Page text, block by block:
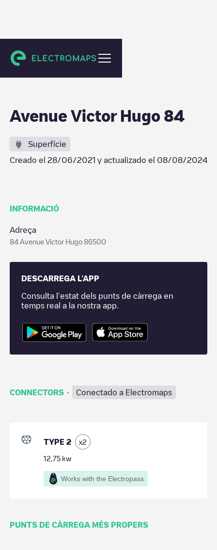
Montmorillon
Avenue Victor Hugo 84
Superfície
Creado el 28/06/2021 y actualizado el 08/08/2024
INFORMACIÓ
Adreça
84 Avenue Victor Hugo 86500
DESCARREGA L'APP
Consulta l'estat dels punts de càrrega en
temps real a la nostra app.
CONNECTORS · Conectado a Electromaps
TYPE 2 x2
12,75 kw
Works with the Electropass
PUNTS DE CÀRREGA MÉS PROPERS